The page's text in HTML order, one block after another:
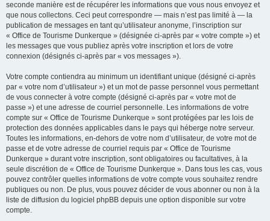
seconde manière est de récupérer les informations que vous nous envoyez et
que nous collectons. Ceci peut correspondre — mais n’est pas limité à — la
publication de messages en tant qu’utilisateur anonyme, l’inscription sur
« Office de Tourisme Dunkerque » (désignée ci-après par « votre compte ») et
les messages que vous publiez après votre inscription et lors de votre
connexion (désignés ci-après par « vos messages »).
Votre compte contiendra au minimum un identifiant unique (désigné ci-après
par « votre nom d’utilisateur ») et un mot de passe personnel vous permettant
de vous connecter à votre compte (désigné ci-après par « votre mot de
passe ») et une adresse de courriel personnelle. Les informations de votre
compte sur « Office de Tourisme Dunkerque » sont protégées par les lois de
protection des données applicables dans le pays qui héberge notre serveur.
Toutes les informations, en-dehors de votre nom d’utilisateur, de votre mot de
passe et de votre adresse de courriel requis par « Office de Tourisme
Dunkerque » durant votre inscription, sont obligatoires ou facultatives, à la
seule discrétion de « Office de Tourisme Dunkerque ». Dans tous les cas, vous
pouvez contrôler quelles informations de votre compte vous souhaitez rendre
publiques ou non. De plus, vous pouvez décider de vous abonner ou non à la
liste de diffusion du logiciel phpBB depuis une option disponible sur votre
compte.